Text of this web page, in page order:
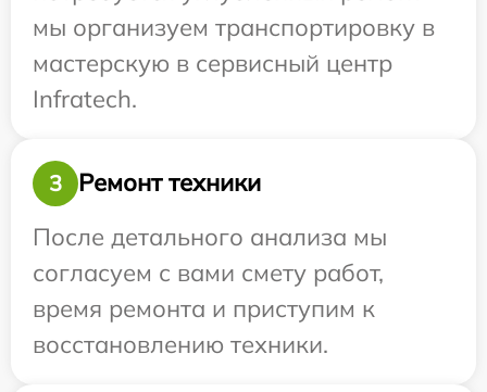
мы организуем транспортировку в
мастерскую в сервисный центр
Infratech.
3
Ремонт техники
После детального анализа мы
согласуем с вами смету работ,
время ремонта и приступим к
восстановлению техники.